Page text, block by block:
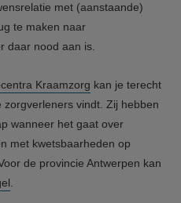
met (aanstaande)
te maken naar
daar nood aan is.
Kraamzorg kan je terecht
vindt. Zij hebben
wanneer het gaat over
met kwetsbaarheden op
de provincie Antwerpen kan